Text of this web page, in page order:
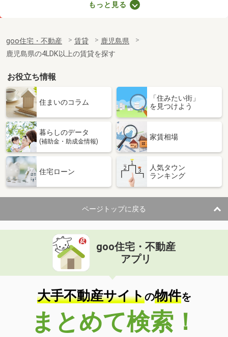
専有面積
26.71m²
間取り
1K
鹿児島県薩摩川内市平佐町
価 格
6.50万円
鹿児島県薩摩川内市平佐町
専有面積 60m²
間取り
鹿児島県鹿児島市原良６丁目
住 所
鹿児島県鹿児島市原良６丁目
専有面積 18m²
間取り
ワンルーム
鹿児島県薩摩川内市中郷町
価 格
住 所
鹿児島県薩摩川内市中郷町
専有面積 51.67m²
間取り
2LDK
鹿児島県いちき串木野市東島平町
価 格
4.05万円
もっと見る
goo住宅・不動産 賃貸
鹿児島県
鹿児島県の4LDK以上の賃貸を探す
お役立ち情報
住まいのコラム
「住みたい街」
を見つけよう
暮らしのデータ
(補助金・助成金情報)
家賃相場
住宅ローン
人気タウン
ランキング
ページトップに戻る
goo住宅・不動産
アプリ
大手不動産サイトの物件を
まとめて検索！